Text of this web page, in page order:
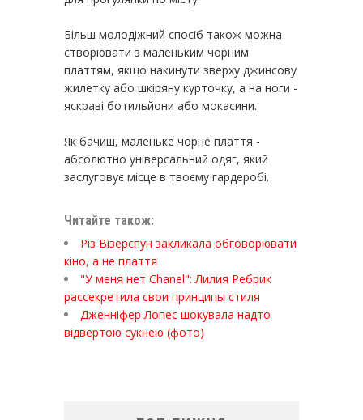
Більш молодіжний спосіб також можна
створювати з маленьким чорним
платтям, якщо накинути зверху джинсову
жилетку або шкіряну курточку, а на ноги -
яскраві ботильйони або мокасини.
Як бачиш, маленьке чорне плаття -
абсолютно універсальний одяг, який
заслуговує місце в твоєму гардеробі.
Читайте також:
Різ Візерспун закликала обговорювати
кіно, а не плаття
"У меня нет Chanel": Лилия Ребрик
рассекретила свои принципы стиля
Дженніфер Лопес шокувала надто
відвертою сукнею (фото)